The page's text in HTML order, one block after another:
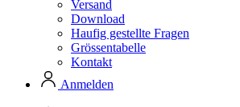
Versand
Download
Haufig gestellte Fragen
Grössentabelle
Kontakt
Anmelden